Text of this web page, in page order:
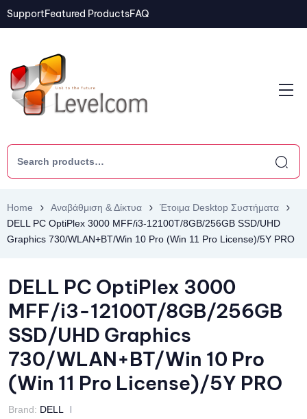
SupportFeatured ProductsFAQ
Home Αναβάθμιση & Δίκτυα
Έτοιμα Desktop Συστήματα
DELL PC OptiPlex 3000 MFF/i3-12100T/8GB/256GB SSD/UHD
Graphics 730/WLAN+BT/Win 10 Pro (Win 11 Pro License)/5Y PRO
DELL PC OptiPlex 3000
MFF/i3-12100T/8GB/256GB
SSD/UHD Graphics
730/WLAN+BT/Win 10 Pro
(Win 11 Pro License)/5Y PRO
Brand: DELL